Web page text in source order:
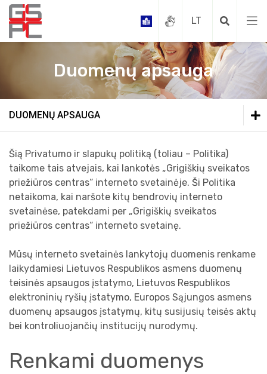
Ambulatorinės
Ambulatorinės slaugos paslaugos namuose
Gyventojų hospitalizavimo į palaikomojo
Palaikomojo gydymo ir slaugos ligoninės
Registruotų į eilę asmenų, laukiančių
Mirštančio paciento ir jo artimųjų oraus
Imunoprofilaktikos paslaugos, už kurias
Odontologinių medžiagų kainynas
Odontologinės paslaugos neapdraustiems
Mokamos paslaugos
Mokamos nemedicininės paslaugos
Medicinos pagalba centro nedarbo metu
Svarbi informacija
Gyventojų prisirašymo tvarka
Sveikatos prevencijos programos
Kompensuojamų vaistų pasų išdavimas
Informacijos teikimo pacientams tvarka
Šeimos gydytojai
Vidaus ligų gydytojai
Vaikų ligų gydytojai
Chirurgas
Ginekologai
Duomenų apsauga
DUOMENŲ APSAUGA
Svetainės žemėlapis
Produktas
Paieška
Duomenų apsauga
Slapukai (netrinti)
Šią Privatumo ir slapukų politiką (toliau – Politika)
taikome tais atvejais, kai lankotės „Grigiškių sveikatos
priežiūros centras“ interneto svetainėje. Ši Politika
netaikoma, kai naršote kitų bendrovių interneto
svetainėse, patekdami per „Grigiškių sveikatos
priežiūros centras“ interneto svetainę.
Mūsų interneto svetainės lankytojų duomenis renkame
laikydamiesi Lietuvos Respublikos asmens duomenų
teisinės apsaugos įstatymo, Lietuvos Respublikos
elektroninių ryšių įstatymo, Europos Sąjungos asmens
duomenų apsaugos įstatymų, kitų susijusių teisės aktų
bei kontroliuojančių institucijų nurodymų.
Renkami duomenys